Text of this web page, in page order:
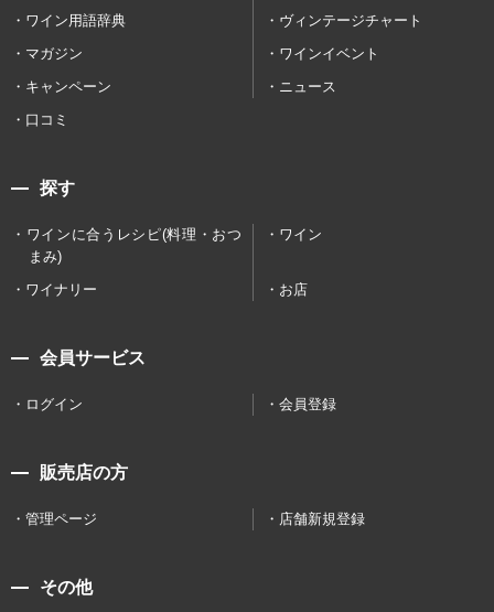
ワイン用語辞典
ヴィンテージチャート
マガジン
ワインイベント
キャンペーン
ニュース
口コミ
探す
ワインに合うレシピ(料理・おつ
まみ)
ワイン
ワイナリー お店
会員サービス
ログイン 会員登録
販売店の方
管理ページ 店舗新規登録
その他